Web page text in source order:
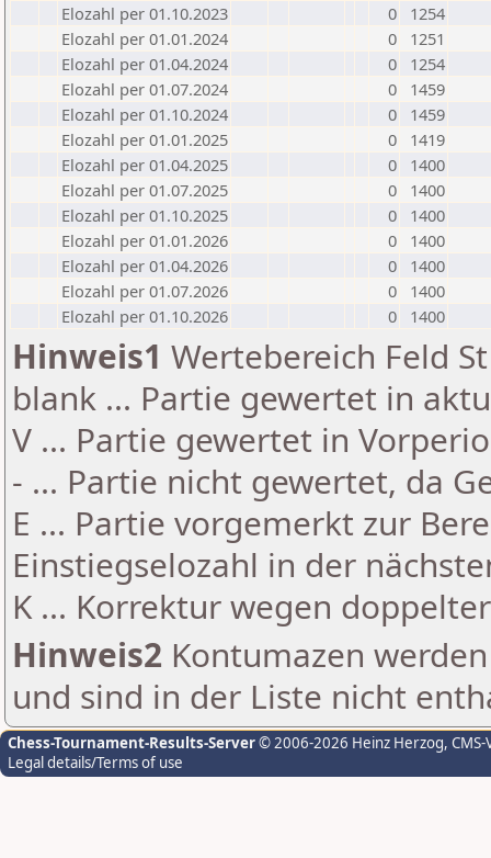
Elozahl per 01.10.2023
0
1254
Elozahl per 01.01.2024
0
1251
Elozahl per 01.04.2024
0
1254
Elozahl per 01.07.2024
0
1459
Elozahl per 01.10.2024
0
1459
Elozahl per 01.01.2025
0
1419
Elozahl per 01.04.2025
0
1400
Elozahl per 01.07.2025
0
1400
Elozahl per 01.10.2025
0
1400
Elozahl per 01.01.2026
0
1400
Elozahl per 01.04.2026
0
1400
Elozahl per 01.07.2026
0
1400
Elozahl per 01.10.2026
0 1400
Hinweis1 Wertebereich Feld
blank ... Partie gewertet in
V ... Partie gewertet in
- ... Partie nicht gewertet, da
E ... Partie vorgemerkt zur
Einstiegselozahl in der
K ... Korrektur wegen
Hinweis2 Kontumazen
und sind in der Liste nicht
Chess-Tournament-Results-Server© 2006-2026 Heinz Herzog,
Legal details/Terms of use